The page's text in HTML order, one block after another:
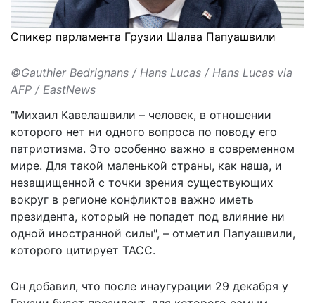
Спикер парламента Грузии Шалва Папуашвили
©Gauthier Bedrignans / Hans Lucas / Hans Lucas via
AFP / EastNews
"Михаил Кавелашвили – человек, в отношении
которого нет ни одного вопроса по поводу его
патриотизма. Это особенно важно в современном
мире. Для такой маленькой страны, как наша, и
незащищенной с точки зрения существующих
вокруг в регионе конфликтов важно иметь
президента, который не попадет под влияние ни
одной иностранной силы", – отметил Папуашвили,
которого цитирует ТАСС.
Он добавил, что после инаугурации 29 декабря у